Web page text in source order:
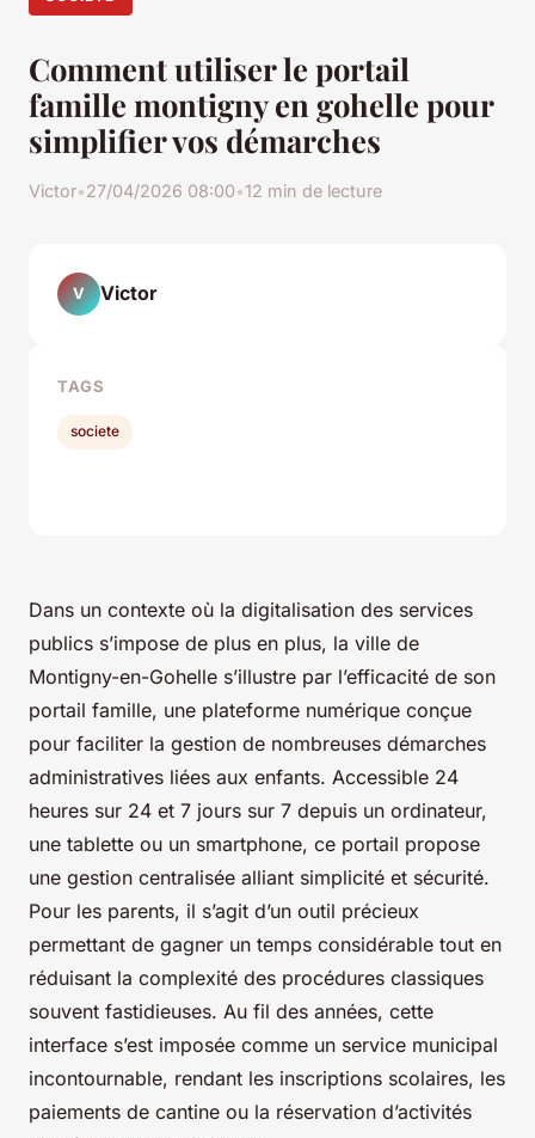
Comment utiliser le portail
famille montigny en gohelle pour
simplifier vos démarches
Victor•27/04/2026 08:00•12 min de lecture
Dans un contexte où la digitalisation des services
publics s’impose de plus en plus, la ville de
Montigny-en-Gohelle s’illustre par l’efficacité de son
portail famille, une plateforme numérique conçue
pour faciliter la gestion de nombreuses démarches
administratives liées aux enfants. Accessible 24
heures sur 24 et 7 jours sur 7 depuis un ordinateur,
une tablette ou un smartphone, ce portail propose
une gestion centralisée alliant simplicité et sécurité.
Pour les parents, il s’agit d’un outil précieux
permettant de gagner un temps considérable tout en
réduisant la complexité des procédures classiques
souvent fastidieuses. Au fil des années, cette
interface s’est imposée comme un service municipal
incontournable, rendant les inscriptions scolaires, les
paiements de cantine ou la réservation d’activités
V Victor
TAGS
societe